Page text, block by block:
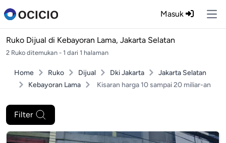
Masuk
Ruko Dijual di Kebayoran Lama, Jakarta Selatan
2 Ruko ditemukan - 1 dari 1 halaman
Home Ruko Dijual Dki Jakarta
Jakarta Selatan
Kebayoran Lama
Kisaran harga 10 sampai 20 miliar-an
Filter